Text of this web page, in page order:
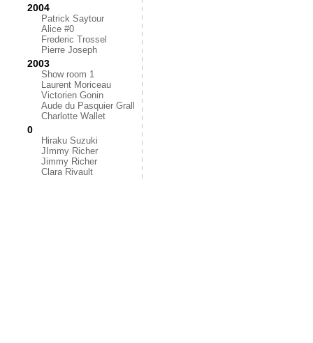
2004
Patrick Saytour
Alice #0
Frederic Trossel
Pierre Joseph
2003
Show room 1
Laurent Moriceau
Victorien Gonin
Aude du Pasquier Grall
Charlotte Wallet
0
Hiraku Suzuki
JImmy Richer
Jimmy Richer
Clara Rivault